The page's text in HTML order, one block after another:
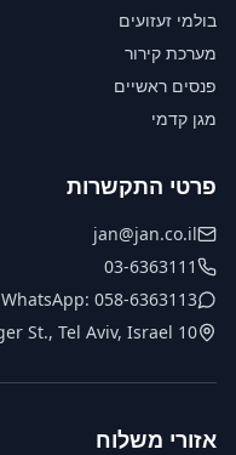
בולמי זעזועים
מערכת קירור
פנסים ראשיים
מגן קדמי
פרטי התקשרות
jan@jan.co.il
03-6363111
WhatsApp: 058-6363113
10 Hamasger St., Tel Aviv, Israel
אזורי משלוח